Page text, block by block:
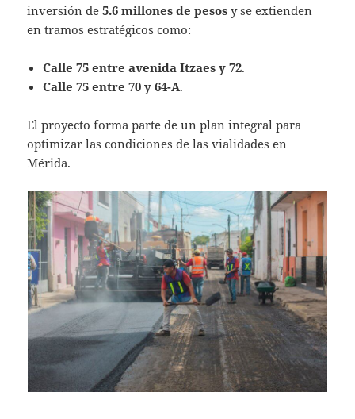
inversión de5.6 millones de pesos y se extienden
en tramos estratégicos como:
Calle 75 entre avenida Itzaes y 72.
Calle 75 entre 70 y 64-A.
El proyecto forma parte de un plan integral para
optimizar las condiciones de las vialidades en
Mérida.